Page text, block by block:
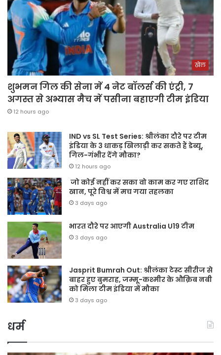
खेल
शुभमन गिल की सेना में 4 नेट बॉलर्स की एंट्री, 7
अगस्त से अभ्यास मैच में पसीना बहाएगी टीम इंडिया
12 hours ago
IND vs SL Test Series: श्रीलंका दौरे पर टीम
इंडिया के 3 धाकड़ खिलाड़ी कर सकते हैं डेब्यू,
गिल-गंभीर देंगे मौका?
12 hours ago
जो कोई नहीं कर सका वो काम कर गए राशिद
खान, पूरे विश्व में मच गया तहलका
3 days ago
भारत दौरे पर आएगी Australia U19 टीम
3 days ago
Jasprit Bumrah Out: श्रीलंका टेस्ट सीरीज से
बाहर हुए बुमराह, जम्मू-कश्मीर के औक़िब नबी
को मिला टीम इंडिया में मौका
3 days ago
धर्म